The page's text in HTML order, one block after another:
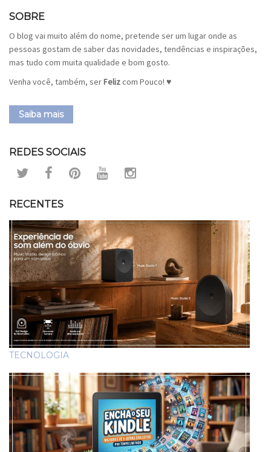
SOBRE
O blog vai muito além do nome, pretende ser um lugar onde as
pessoas gostam de saber das novidades, tendências e inspirações,
mas tudo com muita qualidade e bom gosto.
Venha você, também, serFelizcom Pouco! ♥
Saiba mais
REDES SOCIAIS
RECENTES
TECNOLOGIA